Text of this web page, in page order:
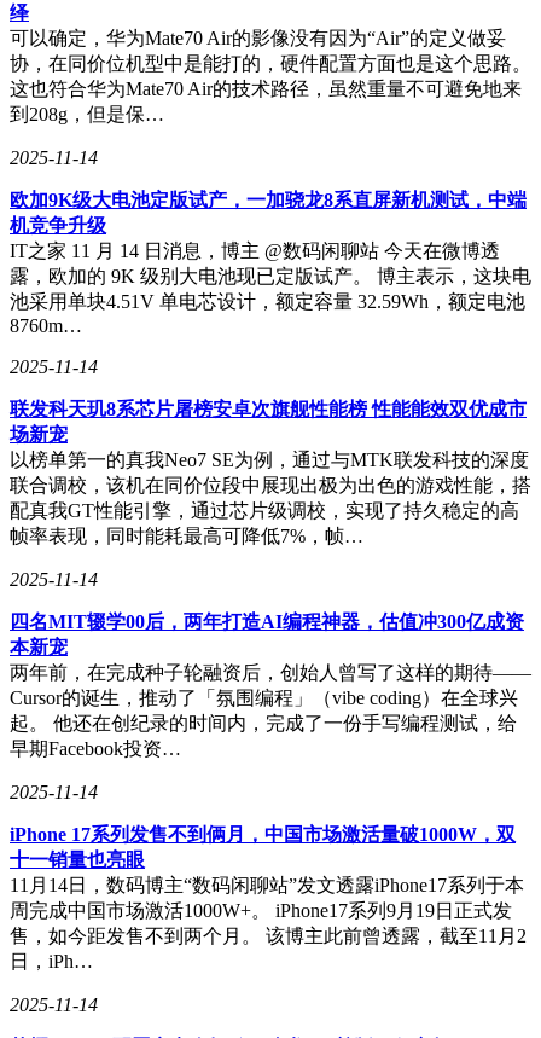
绎
可以确定，华为Mate70 Air的影像没有因为“Air”的定义做妥
协，在同价位机型中是能打的，硬件配置方面也是这个思路。
这也符合华为Mate70 Air的技术路径，虽然重量不可避免地来
到208g，但是保…
2025-11-14
欧加9K级大电池定版试产，一加骁龙8系直屏新机测试，中端
机竞争升级
IT之家 11 月 14 日消息，博主 @数码闲聊站 今天在微博透
露，欧加的 9K 级别大电池现已定版试产。 博主表示，这块电
池采用单块4.51V 单电芯设计，额定容量 32.59Wh，额定电池
8760m…
2025-11-14
联发科天玑8系芯片屠榜安卓次旗舰性能榜 性能能效双优成市
场新宠
以榜单第一的真我Neo7 SE为例，通过与MTK联发科技的深度
联合调校，该机在同价位段中展现出极为出色的游戏性能，搭
配真我GT性能引擎，通过芯片级调校，实现了持久稳定的高
帧率表现，同时能耗最高可降低7%，帧…
2025-11-14
四名MIT辍学00后，两年打造AI编程神器，估值冲300亿成资
本新宠
两年前，在完成种子轮融资后，创始人曾写了这样的期待——
Cursor的诞生，推动了「氛围编程」（vibe coding）在全球兴
起。 他还在创纪录的时间内，完成了一份手写编程测试，给
早期Facebook投资…
2025-11-14
iPhone 17系列发售不到俩月，中国市场激活量破1000W，双
十一销量也亮眼
11月14日，数码博主“数码闲聊站”发文透露iPhone17系列于本
周完成中国市场激活1000W+。 iPhone17系列9月19日正式发
售，如今距发售不到两个月。 该博主此前曾透露，截至11月2
日，iPh…
2025-11-14